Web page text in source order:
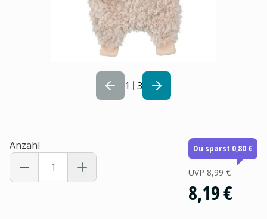
1 3
Anzahl Du sparst 0,80 €
UVP 8,99 €
8,19 €